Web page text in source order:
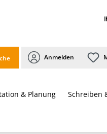
Anmelden
& Planung Schreiben